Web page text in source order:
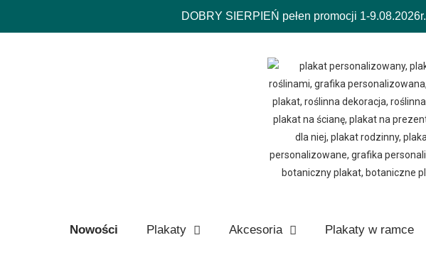
DOBRY SIERPIEŃ pełen promocji 1-9.08.2026r.
Nowości Plakaty Akcesoria Plakaty w ramce